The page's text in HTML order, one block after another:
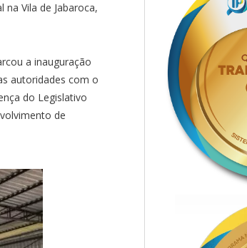
Vila de Jabaroca,
a inauguração
autoridades com o
do Legislativo
de